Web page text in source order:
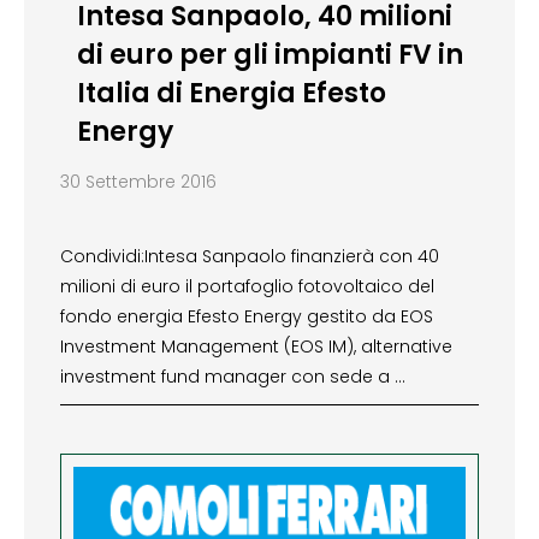
Intesa Sanpaolo, 40 milioni
di euro per gli impianti FV in
Italia di Energia Efesto
Energy
30 Settembre 2016
Condividi:Intesa Sanpaolo finanzierà con 40
milioni di euro il portafoglio fotovoltaico del
fondo energia Efesto Energy gestito da EOS
Investment Management (EOS IM), alternative
investment fund manager con sede a …